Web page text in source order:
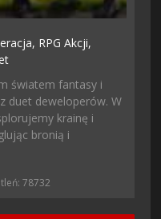
RPG Akcji,
światem fantasy i
duet deweloperów. W
krainę i
bronią i
78732